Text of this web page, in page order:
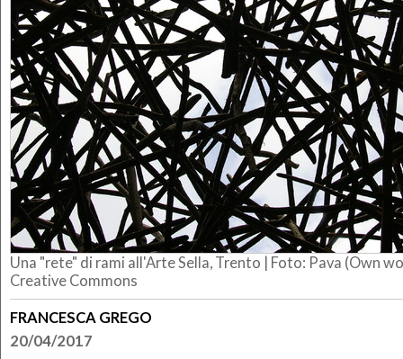
Una "rete" di rami all'Arte Sella, Trento | Foto: Pava (Own
Creative Commons
FRANCESCA GREGO
20/04/2017